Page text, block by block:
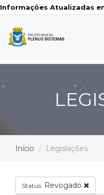
Atualizadas
Início Legislações
Status: Revogado